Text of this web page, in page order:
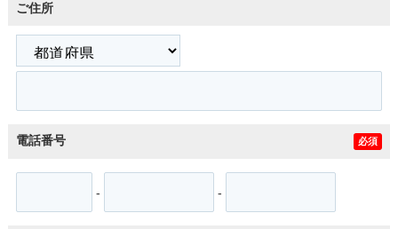
ご住所
電話番号 必須
- -